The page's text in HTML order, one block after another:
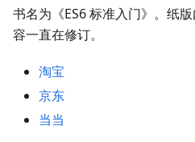
书名为《ES6 标准入门》。纸
容一直在修订。
淘宝
京东
当当